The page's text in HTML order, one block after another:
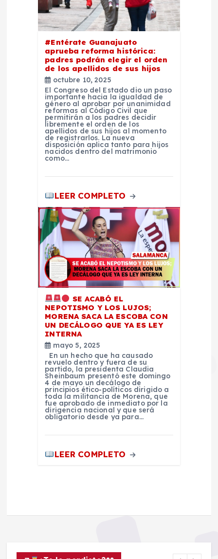
#Entérate Guanajuato
aprueba reforma histórica:
padres podrán elegir el orden
de los apellidos de sus hijos
octubre 10, 2025
El Congreso del Estado dio un paso
importante hacia la igualdad de
género al aprobar por unanimidad
reformas al Código Civil que
permitirán a los padres decidir
libremente el orden de los
apellidos de sus hijos al momento
de registrarlos. La nueva
disposición aplica tanto para hijos
nacidos dentro del matrimonio
como…
LEER COMPLETO
SE ACABÓ EL
NEPOTISMO Y LOS LUJOS;
MORENA SACA LA ESCOBA CON
UN DECÁLOGO QUE YA ES LEY
INTERNA
mayo 5, 2025
En un hecho que ha causado
revuelo dentro y fuera de su
partido, la presidenta Claudia
Sheinbaum presentó este domingo
4 de mayo un decálogo de
principios ético-políticos dirigido a
toda la militancia de Morena, que
fue aprobado de inmediato por la
dirigencia nacional y que será
obligatorio desde ya para…
LEER COMPLETO